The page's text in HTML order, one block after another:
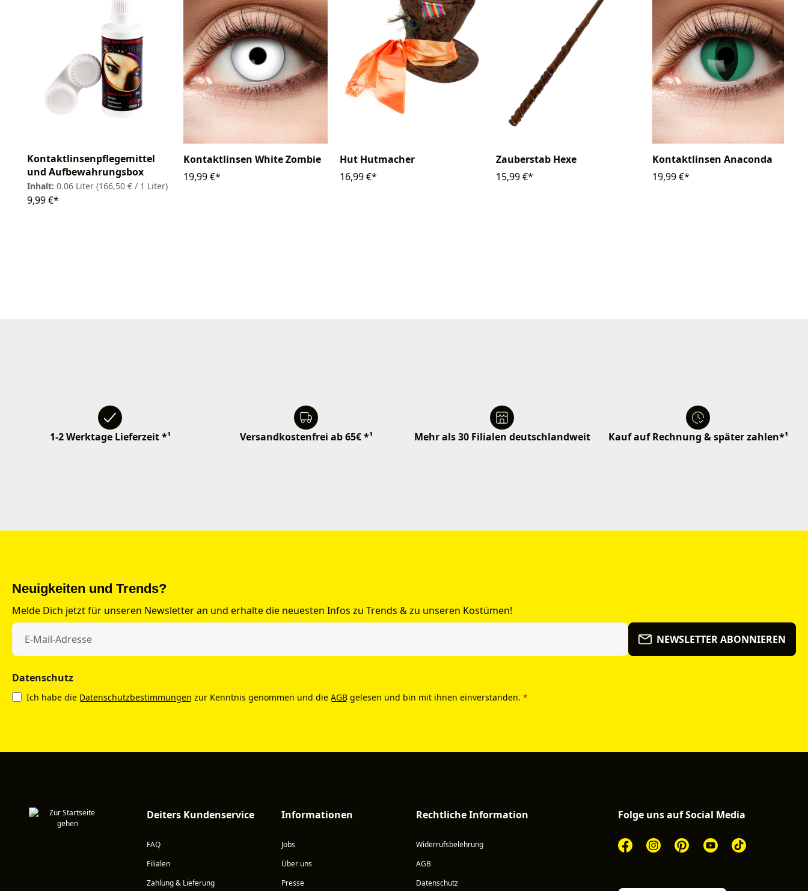
Kontaktlinsenpflegemittel
und Aufbewahrungsbox
Inhalt: 0.06 Liter (166,50 € / 1 Liter)
9,99 €*
Kontaktlinsen White Zombie
19,99 €*
Hut Hutmacher
16,99 €*
Zauberstab Hexe
15,99 €*
Kontaktlinsen Anaconda
19,99 €*
1-2 Werktage Lieferzeit *¹ Versandkostenfrei ab 65€ *¹ Mehr als 30 Filialen deutschlandweit Kauf auf Rechnung & später zahlen*¹
Neuigkeiten und Trends?
Melde Dich jetzt für unseren Newsletter an und erhalte die neuesten Infos zu Trends & zu unseren Kostümen!
NEWSLETTER ABONNIEREN
Datenschutz
Ich habe die Datenschutzbestimmungen zur Kenntnis genommen und die AGB gelesen und bin mit ihnen einverstanden. *
Deiters Kundenservice
FAQ
Filialen
Zahlung & Lieferung
Informationen
Jobs
Über uns
Presse
Rechtliche Information
Widerrufsbelehrung
AGB
Datenschutz
Folge uns auf Social Media